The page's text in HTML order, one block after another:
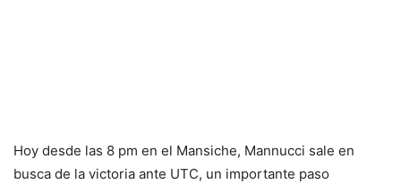
Hoy desde las 8 pm en el Mansiche, Mannucci sale en
busca de la victoria ante UTC, un importante paso